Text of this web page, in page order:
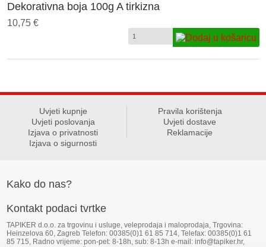
Dekorativna boja 100g A tirkizna
10,75 €
Uvjeti kupnje
Pravila korištenja
Uvjeti poslovanja
Uvjeti dostave
Izjava o privatnosti
Reklamacije
Izjava o sigurnosti
Kako do nas?
Kontakt podaci tvrtke
TAPIKER d.o.o. za trgovinu i usluge, veleprodaja i maloprodaja, Trgovina:
Heinzelova 60, Zagreb Telefon: 00385(0)1 61 85 714, Telefax: 00385(0)1 61
85 715, Radno vrijeme: pon-pet: 8-18h, sub: 8-13h e-mail: info@tapiker.hr,